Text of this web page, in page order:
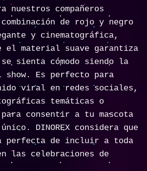
nuestros compañeros
de rojo y negro
y cinematográfica,
el material suave garantiza
sienta cómodo siendo la
Es perfecto para
viral en redes sociales,
temáticas o
para consentir a tu mascota
DINOREX considera que
perfecta de incluir a toda
las celebraciones de